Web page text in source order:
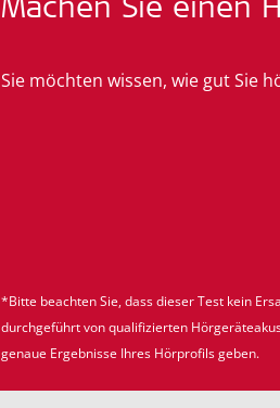
Machen Sie einen
Sie möchten wissen, wie gut Sie
*Bitte beachten Sie, dass dieser Test kein
durchgeführt von qualifizierten
genaue Ergebnisse Ihres Hörprofils geben.